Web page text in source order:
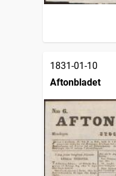
1831-01-10
Aftonbladet